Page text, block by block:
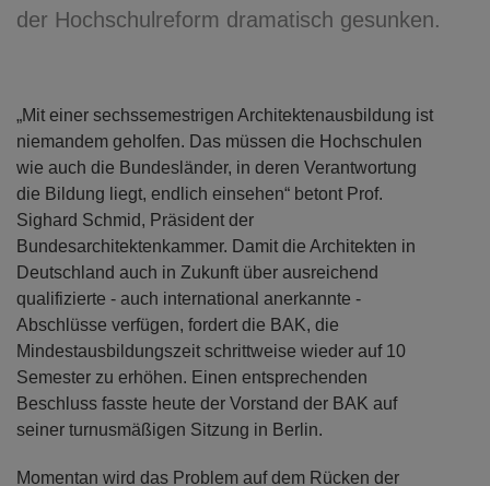
der Hochschulreform dramatisch gesunken.
„Mit einer sechssemestrigen Architektenausbildung ist
niemandem geholfen. Das müssen die Hochschulen
wie auch die Bundesländer, in deren Verantwortung
die Bildung liegt, endlich einsehen“ betont Prof.
Sighard Schmid, Präsident der
Bundesarchitektenkammer. Damit die Architekten in
Deutschland auch in Zukunft über ausreichend
qualifizierte - auch international anerkannte -
Abschlüsse verfügen, fordert die BAK, die
Mindestausbildungszeit schrittweise wieder auf 10
Semester zu erhöhen. Einen entsprechenden
Beschluss fasste heute der Vorstand der BAK auf
seiner turnusmäßigen Sitzung in Berlin.
Momentan wird das Problem auf dem Rücken der